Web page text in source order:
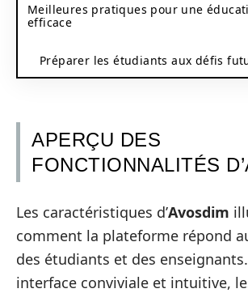
Meilleures pratiques pour une
efficace
Préparer les étudiants aux défis
APERÇU DES
FONCTIONNALITÉS
Les caractéristiques d’Avosdim
comment la plateforme répond
des étudiants et des
interface conviviale et intuitive,